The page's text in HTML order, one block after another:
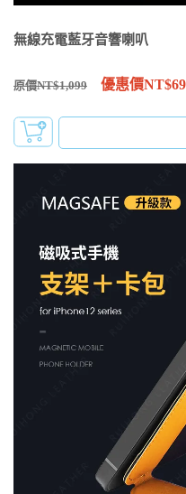
無線充電藍牙音響喇叭
原價NT$1,099 優惠價